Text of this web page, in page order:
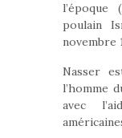
poulain
novembre
Nasser
l’homme
avec